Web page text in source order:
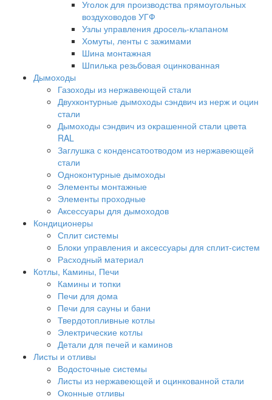
Уголок для производства прямоугольных
воздуховодов УГФ
Узлы управления дросель-клапаном
Хомуты, ленты с зажимами
Шина монтажная
Шпилька резьбовая оцинкованная
Дымоходы
Газоходы из нержавеющей стали
Двухконтурные дымоходы сэндвич из нерж и оцин
стали
Дымоходы сэндвич из окрашенной стали цвета
RAL
Заглушка с конденсатоотводом из нержавеющей
стали
Одноконтурные дымоходы
Элементы монтажные
Элементы проходные
Аксессуары для дымоходов
Кондиционеры
Сплит системы
Блоки управления и аксессуары для сплит-систем
Расходный материал
Котлы, Камины, Печи
Камины и топки
Печи для дома
Печи для сауны и бани
Твердотопливные котлы
Электрические котлы
Детали для печей и каминов
Листы и отливы
Водосточные системы
Листы из нержавеющей и оцинкованной стали
Оконные отливы